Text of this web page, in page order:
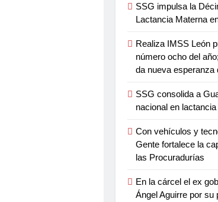
SSG impulsa la
Lactancia Materna
Realiza IMSS León
número ocho del
da nueva esperanza
SSG consolida a
nacional en
Con vehículos y
Gente fortalece la
las Procuradurías
En la cárcel el ex
Ángel Aguirre por su